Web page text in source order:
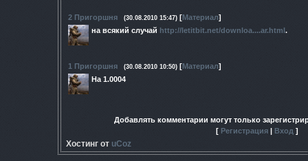
2 Пригоршня (30.08.2010 15:47) [Материал]
на всякий случай http://letitbit.net/downloa....ar.html.
1 Пригоршня (30.08.2010 10:50) [Материал]
На 1.0004
Добавлять комментарии могут только
[ Регистрация | Вход ]
Хостинг от uCoz